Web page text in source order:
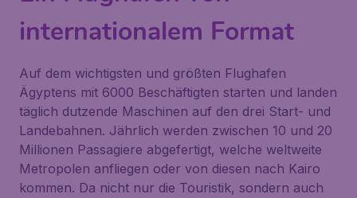
internationalem Format
Auf dem wichtigsten und größten Flughafen
Ägyptens mit 6000 Beschäftigten starten und landen
täglich dutzende Maschinen auf den drei Start- und
Landebahnen. Jährlich werden zwischen 10 und 20
Millionen Passagiere abgefertigt, welche weltweite
Metropolen anfliegen oder von diesen nach Kairo
kommen. Da nicht nur die Touristik, sondern auch